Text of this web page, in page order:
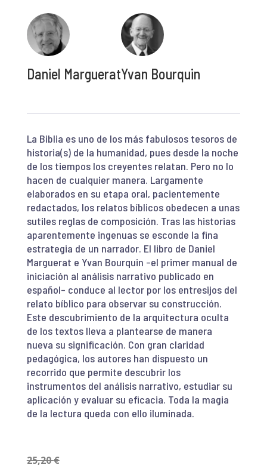
Daniel MargueratYvan Bourquin
La Biblia es uno de los más fabulosos tesoros de
historia(s) de la humanidad, pues desde la noche
de los tiempos los creyentes relatan. Pero no lo
hacen de cualquier manera. Largamente
elaborados en su etapa oral, pacientemente
redactados, los relatos bíblicos obedecen a unas
sutiles reglas de composición. Tras las historias
aparentemente ingenuas se esconde la fina
estrategia de un narrador. El libro de Daniel
Marguerat e Yvan Bourquin –el primer manual de
iniciación al análisis narrativo publicado en
español– conduce al lector por los entresijos del
relato bíblico para observar su construcción.
Este descubrimiento de la arquitectura oculta
de los textos lleva a plantearse de manera
nueva su significación. Con gran claridad
pedagógica, los autores han dispuesto un
recorrido que permite descubrir los
instrumentos del análisis narrativo, estudiar su
aplicación y evaluar su eficacia. Toda la magia
de la lectura queda con ello iluminada.
25,20€